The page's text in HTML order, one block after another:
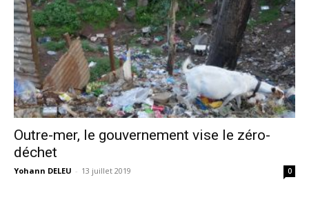
Outre-mer, le gouvernement vise le zéro-
déchet
Yohann DELEU - 13 juillet 2019 0